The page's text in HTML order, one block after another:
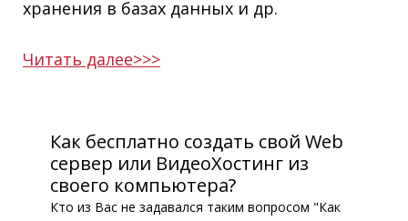
хранения в базах данных и др.
Читать далее>>>
Как бесплатно создать свой Web
сервер или ВидеоХостинг из
своего компьютера?
Кто из Вас не задавался таким вопросом "Как